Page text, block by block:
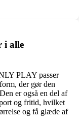
i alle
PLAY passer
der gør den
er også en del af
og fritid, hvilket
og få glæde af